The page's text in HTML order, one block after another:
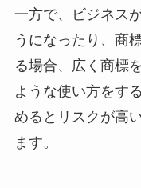
一方で、ビジネス
うになったり、商
る場合、広く商標
ような使い方をす
めるとリスクが高
ます。